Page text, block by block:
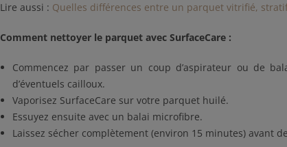
Lire aussi : Quelles différences entre un parquet vitrifié,
Comment nettoyer le parquet avec SurfaceCare :
Commencez par passer un coup d’aspirateur ou de
d’éventuels cailloux.
Vaporisez SurfaceCare sur votre parquet huilé.
Essuyez ensuite avec un balai microfibre.
Laissez sécher complètement (environ 15 minutes) avant